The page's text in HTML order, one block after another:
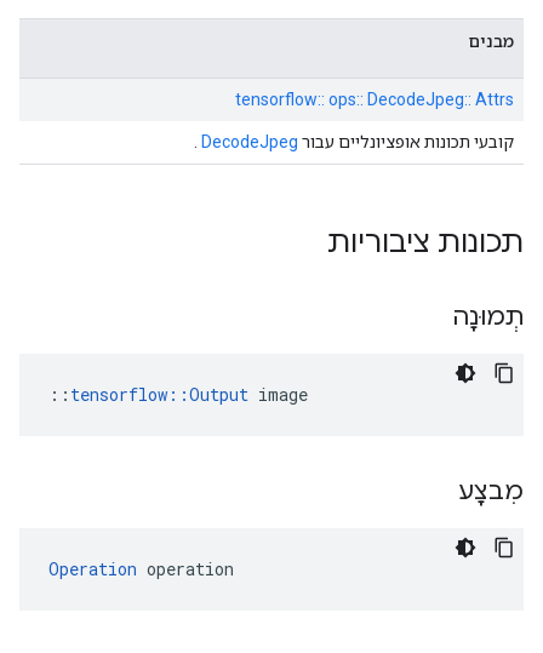
מבנים
tensorflow:: ops:: DecodeJpeg:: Attrs
קובעי תכונות אופציונליים עבור DecodeJpeg
תכונות ציבוריות
תְמוּנָה
:: tensorflow::Output image
מִבצָע
Operation operation